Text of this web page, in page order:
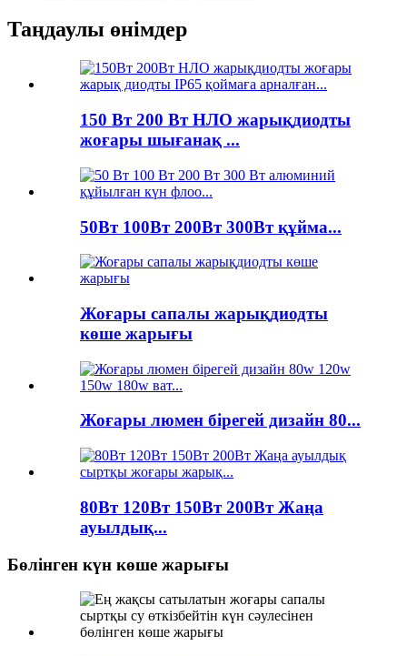
Таңдаулы өнімдер
150 Вт 200 Вт НЛО жарықдиодты
жоғары шығанақ ...
50Вт 100Вт 200Вт 300Вт құйма...
Жоғары сапалы жарықдиодты
көше жарығы
Жоғары люмен бірегей дизайн 80...
80Вт 120Вт 150Вт 200Вт Жаңа
ауылдық...
Бөлінген күн көше жарығы